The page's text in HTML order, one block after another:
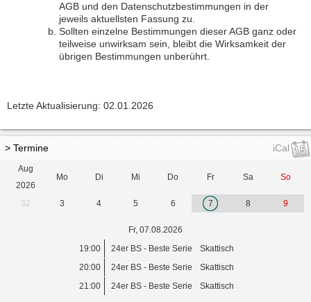
AGB und den Datenschutzbestimmungen in der
jeweils aktuellsten Fassung zu.
Sollten einzelne Bestimmungen dieser AGB ganz oder
teilweise unwirksam sein, bleibt die Wirksamkeit der
übrigen Bestimmungen unberührt.
Letzte Aktualisierung: 02.01.2026
> Termine iCal
Aug
2026
Mo Di Mi Do Fr Sa So
32 3 4 5 6 7 8 9
Fr, 07.08.2026
19:00
24er BS - Beste Serie
Skattisch
20:00
24er BS - Beste Serie
Skattisch
21:00
24er BS - Beste Serie Skattisch